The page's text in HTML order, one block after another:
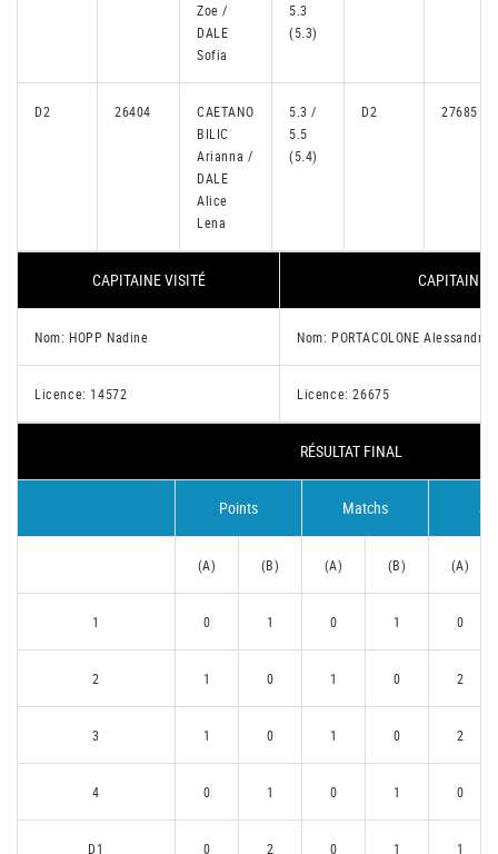
Zoe /
DALE
Sofia
5.3
(5.3)
D2 26404
CAETANO
BILIC
Arianna /
DALE
Alice
Lena
5.3 /
5.5
(5.4)
D2 27685
CAPITAINE VISITÉ CAPITAINE
Nom: HOPP Nadine Nom: PORTACOLONE Alessandro
Licence: 14572 Licence: 26675
RÉSULTAT FINAL
Points Matchs
(A) (B) (A) (B) (A)
1 0 1 0 1 0
2 1 0 1 0 2
3 1 0 1 0 2
4 0 1 0 1 0
D1 0 2 0 1 1